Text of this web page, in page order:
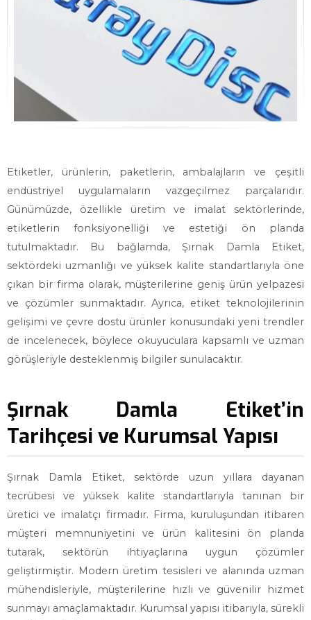
Etiketler, ürünlerin, paketlerin, ambalajların ve çeşitli
endüstriyel uygulamaların vazgeçilmez parçalarıdır.
Günümüzde, özellikle üretim ve imalat sektörlerinde,
etiketlerin fonksiyonelliği ve estetiği ön planda
tutulmaktadır. Bu bağlamda, Şırnak Damla Etiket,
sektördeki uzmanlığı ve yüksek kalite standartlarıyla öne
çıkan bir firma olarak, müşterilerine geniş ürün yelpazesi
ve çözümler sunmaktadır. Ayrıca, etiket teknolojilerinin
gelişimi ve çevre dostu ürünler konusundaki yeni trendler
de incelenecek, böylece okuyuculara kapsamlı ve uzman
görüşleriyle desteklenmiş bilgiler sunulacaktır.
Şırnak Damla Etiket’in
Tarihçesi ve Kurumsal Yapısı
Şırnak Damla Etiket, sektörde uzun yıllara dayanan
tecrübesi ve yüksek kalite standartlarıyla tanınan bir
üretici ve imalatçı firmadır. Firma, kuruluşundan itibaren
müşteri memnuniyetini ve ürün kalitesini ön planda
tutarak, sektörün ihtiyaçlarına uygun çözümler
geliştirmiştir. Modern üretim tesisleri ve alanında uzman
mühendisleriyle, müşterilerine hızlı ve güvenilir hizmet
sunmayı amaçlamaktadır. Kurumsal yapısı itibarıyla, sürekli